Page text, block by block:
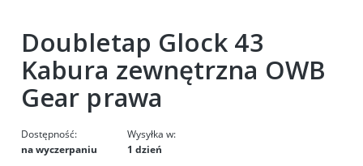
Doubletap Glock 43
Kabura zewnętrzna OWB
Gear prawa
Dostępność:
na wyczerpaniu
Wysyłka w:
1 dzień